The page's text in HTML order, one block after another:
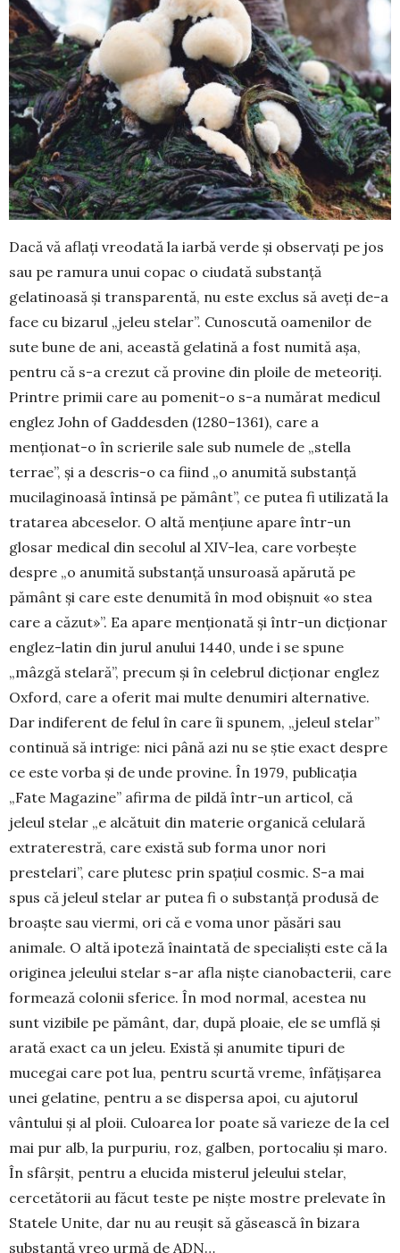
Dacă vă aflați vreodată la iarbă verde și ob­ser­vați pe jos
sau pe ramura unui copac o ciudată substanță
gelatinoasă și transparentă, nu este exclus să aveți de-a
face cu bizarul „jeleu stelar”. Cunoscută oamenilor de
sute bune de ani, această gelatină a fost numită aşa,
pentru că s-a crezut că provine din ploile de meteoriți.
Printre primii care au pomenit-o s-a numărat medicul
englez John of Gaddesden (1280–1361), care a
menționat-o în scrierile sale sub numele de „stella
terrae”, și a descris-o ca fiind „o anumită substanță
mucila­gi­noasă întinsă pe pământ”, ce putea fi utilizată la
tratarea abceselor. O altă mențiune apare într-un
glosar medical din secolul al XIV-lea, care vor­bește
despre „o anumită substanță unsuroasă apă­rută pe
pământ și care este denumită în mod obișnuit «o stea
care a căzut»”. Ea apare mențio­na­tă și într-un dicționar
englez-latin din jurul anului 1440, unde i se spune
„mâzgă stelară”, pre­cum și în celebrul dicționar en­glez
Oxford, care a oferit mai mul­te denumiri alternative.
Dar indiferent de felul în care îi spu­nem, „jeleul stelar”
continuă să intrige: nici până azi nu se știe exact despre
ce este vorba și de unde provine. În 1979, publicația
„Fate Ma­gazine” afirma de pildă într-un articol, că
jeleul stelar „e alcătuit din materie organică celulară
extraterestră, care există sub forma unor nori
prestelari”, care plutesc prin spațiul cosmic. S-a mai
spus că jeleul stelar ar putea fi o substanță produsă de
broaște sau viermi, ori că e voma unor păsări sau
animale. O altă ipoteză înaintată de specialiști este că la
originea jeleului stelar s-ar afla niște cianobacterii, care
formează colonii sferice. În mod normal, acestea nu
sunt vizibile pe pământ, dar, după ploaie, ele se umflă și
arată exact ca un jeleu. Există și anumite tipuri de
mucegai care pot lua, pentru scurtă vreme, înfă­țișarea
unei gelatine, pentru a se dispersa apoi, cu ajutorul
vântului și al ploii. Culoarea lor poate să varieze de la cel
mai pur alb, la purpuriu, roz, galben, portocaliu și ma­ro.
În sfârșit, pentru a elucida misterul jeleului stelar,
cercetătorii au făcut teste pe niște mostre prele­vate în
Statele Unite, dar nu au reușit să găsească în bi­zara
substanță vreo urmă de ADN…